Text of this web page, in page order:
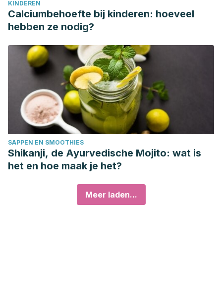
KINDEREN
Calciumbehoefte bij kinderen: hoeveel
hebben ze nodig?
SAPPEN EN SMOOTHIES
Shikanji, de Ayurvedische Mojito: wat is
het en hoe maak je het?
Meer laden...